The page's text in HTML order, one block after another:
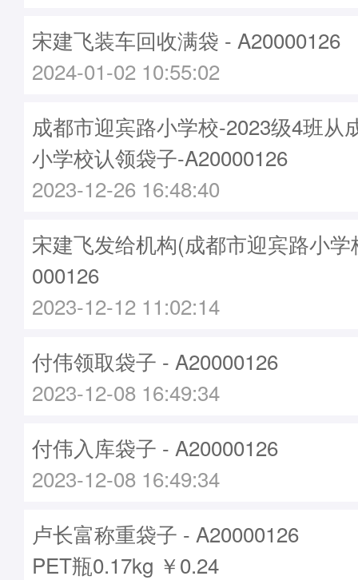
宋建飞装车回收满袋 - A20000126
2024-01-02 10:55:02
成都市迎宾路小学校-2023级4班从
小学校认领袋子-A20000126
2023-12-26 16:48:40
宋建飞发给机构(成都市迎宾路小
000126
2023-12-12 11:02:14
付伟领取袋子 - A20000126
2023-12-08 16:49:34
付伟入库袋子 - A20000126
2023-12-08 16:49:34
卢长富称重袋子 - A20000126
PET瓶0.17kg ￥0.24